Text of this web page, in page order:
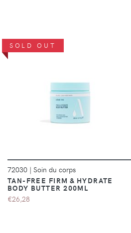
SOLD OUT
DÉTAILS
72030 | Soin du corps
TAN-FREE FIRM & HYDRATE
BODY BUTTER 200ML
€26,28